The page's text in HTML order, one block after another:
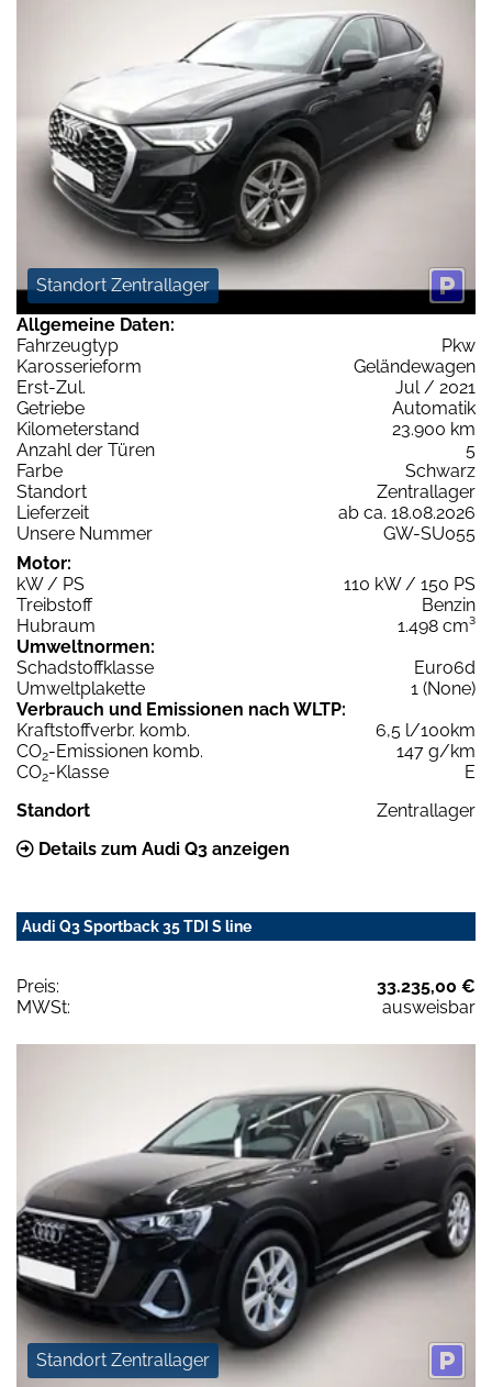
Standort Zentrallager
Allgemeine Daten:
Fahrzeugtyp
Pkw
Karosserieform
Geländewagen
Erst-Zul.
Jul / 2021
Getriebe
Automatik
Kilometerstand
23.900 km
Anzahl der Türen
5
Farbe
Schwarz
Standort
Zentrallager
Lieferzeit
ab ca. 18.08.2026
Unsere Nummer
GW-SU055
Motor:
kW / PS
110 kW / 150 PS
Treibstoff
Benzin
Hubraum
1.498 cm³
Umweltnormen:
Schadstoffklasse
Euro6d
Umweltplakette
1 (None)
Verbrauch und Emissionen nach WLTP:
Kraftstoffverbr. komb.
6,5 l/100km
CO2-Emissionen komb.
147 g/km
CO2-Klasse
E
Standort
Zentrallager
Details zum Audi Q3 anzeigen
Audi Q3 Sportback 35 TDI S line
Preis:
33.235,00 €
MWSt:
ausweisbar
Standort Zentrallager